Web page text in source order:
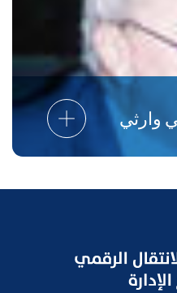
وارثي